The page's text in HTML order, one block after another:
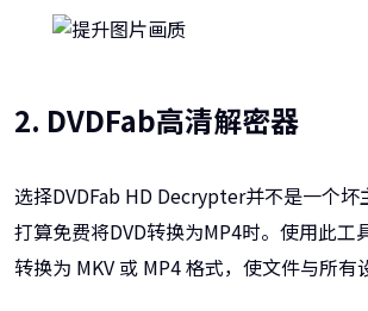
2. DVDFab高清解密器
选择DVDFab HD Decrypter并不是一个
打算免费将DVD转换为MP4时。使用此工
转换为 MKV 或 MP4 格式，使文件与所有